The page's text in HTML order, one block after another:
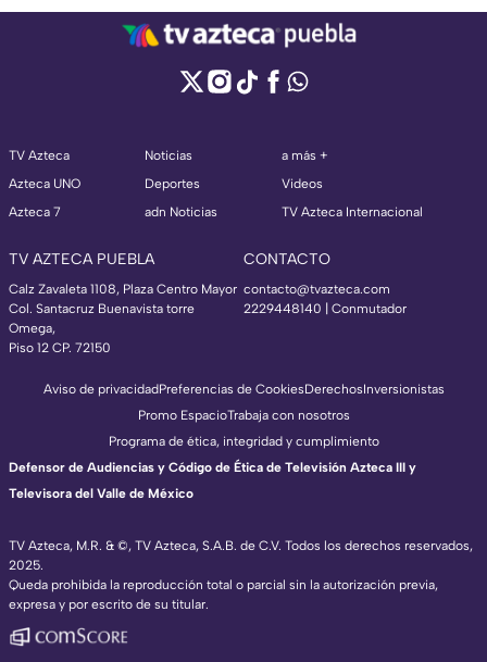
TV Azteca
Azteca UNO
Azteca 7
Noticias
Deportes
adn Noticias
a más +
Videos
TV Azteca Internacional
TV AZTECA PUEBLA
Calz Zavaleta 1108, Plaza Centro Mayor
Col. Santacruz Buenavista torre
Omega,
Piso 12 CP. 72150
CONTACTO
contacto@tvazteca.com
2229448140 | Conmutador
TV Azteca, M.R. & ©, TV Azteca, S.A.B. de C.V. Todos los derechos reservados,
2025.
Queda prohibida la reproducción total o parcial sin la autorización previa,
expresa y por escrito de su titular.
Aviso de privacidadPreferencias de CookiesDerechosInversionistas
Promo EspacioTrabaja con nosotros
Programa de ética, integridad y cumplimiento
Defensor de Audiencias y Código de Ética de Televisión Azteca III y
Televisora del Valle de México